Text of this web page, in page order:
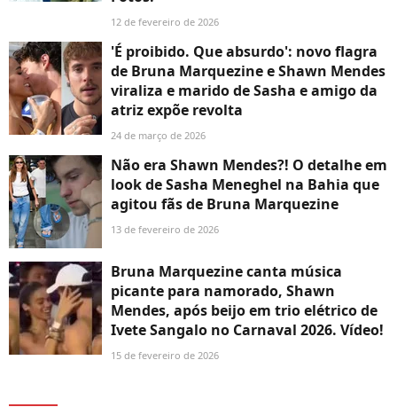
12 de fevereiro de 2026
'É proibido. Que absurdo': novo flagra
de Bruna Marquezine e Shawn Mendes
viraliza e marido de Sasha e amigo da
atriz expõe revolta
24 de março de 2026
Não era Shawn Mendes?! O detalhe em
look de Sasha Meneghel na Bahia que
agitou fãs de Bruna Marquezine
13 de fevereiro de 2026
Bruna Marquezine canta música
picante para namorado, Shawn
Mendes, após beijo em trio elétrico de
Ivete Sangalo no Carnaval 2026. Vídeo!
15 de fevereiro de 2026